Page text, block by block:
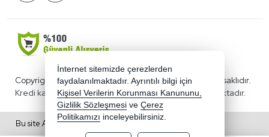
Copyright 2026 benimkirtasiyecim.com - Tüm hakları saklıdır.
Kredi kartı bilgileriniz 256bit SSL sertifikası ile korunmaktadır.
Bu site AKINSOFT E-Ticaret ile hazırlanmıştır.
İnternet sitemizde çerezlerden
faydalanılmaktadır. Ayrıntılı bilgi için
Kişisel Verilerin Korunması Kanununu,
Gizlilik Sözleşmesi ve Çerez
Politikamızı inceleyebilirsiniz.